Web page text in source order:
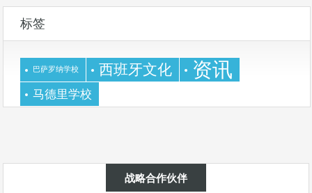
标签
巴萨罗纳学校 西班牙文化 资讯
马德里学校
战略合作伙伴